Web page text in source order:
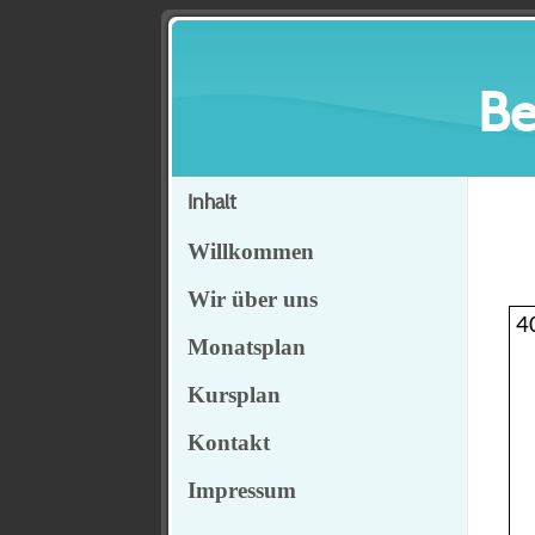
Inhalt
Willkommen
Wir über uns
Monatsplan
Kursplan
Kontakt
Impressum